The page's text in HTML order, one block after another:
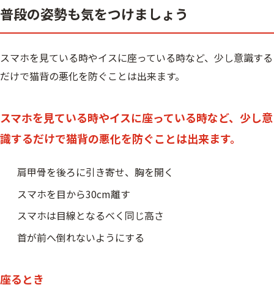
普段の姿勢も気をつけましょう
スマホを見ている時やイスに座っている時など、少し意識する
だけで猫背の悪化を防ぐことは出来ます。
スマホを見ている時やイスに座っている時など、少し意
識するだけで猫背の悪化を防ぐことは出来ます。
肩甲骨を後ろに引き寄せ、胸を開く
スマホを目から30cm離す
スマホは目線となるべく同じ高さ
首が前へ倒れないようにする
座るとき